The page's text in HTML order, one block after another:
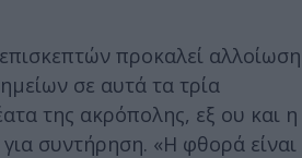
προκαλεί αλλοίωση
σε αυτά τα τρία
της ακρόπολης, εξ ου και η
συντήρηση. «Η φθορά είναι